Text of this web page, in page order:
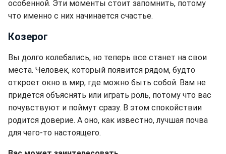
особенной. Эти моменты стоит запомнить, потому
что именно с них начинается счастье.
Козерог
Вы долго колебались, но теперь все станет на свои
места. Человек, который появится рядом, будто
откроет окно в мир, где можно быть собой. Вам не
придется объяснять или играть роль, потому что вас
почувствуют и поймут сразу. В этом спокойствии
родится доверие. А оно, как известно, лучшая почва
для чего-то настоящего.